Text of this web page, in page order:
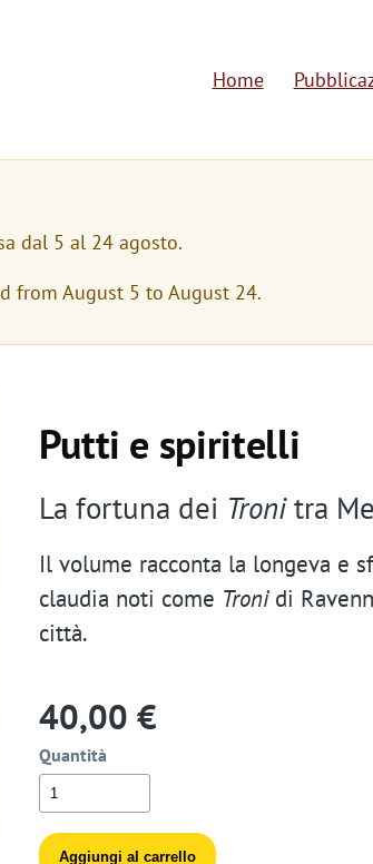
a
n
g
a
i
Home
dal 5 al 24 agosto.
from August 5 to August 24.
Putti e spiritelli
La fortuna dei Tronitra
Il volume racconta la longeva e
claudia noti come Troni di
città.
40,00 €
Quantità